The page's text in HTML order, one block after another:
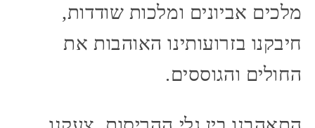
מלכים אביונים ומלכות שודדות,
חיבקנו בזרועותינו האוהבות את
החולים והגוססים.